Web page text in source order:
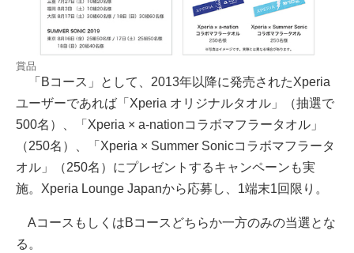
賞品
「Bコース」として、2013年以降に発売されたXperia
ユーザーであれば「Xperia オリジナルタオル」（抽選で
500名）、「Xperia × a-nationコラボマフラータオル」
（250名）、「Xperia × Summer Sonicコラボマフラータ
オル」（250名）にプレゼントするキャンペーンも実
施。Xperia Lounge Japanから応募し、1端末1回限り。
AコースもしくはBコースどちらか一方のみの当選とな
る。